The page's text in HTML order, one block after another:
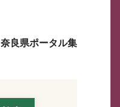
奈良県ポータル集